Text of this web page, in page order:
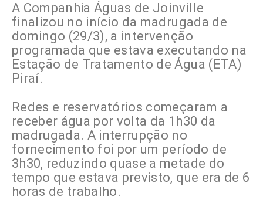
A Companhia Águas de Joinville
finalizou no início da madrugada de
domingo (29/3), a intervenção
programada que estava executando na
Estação de Tratamento de Água (ETA)
Piraí.
Redes e reservatórios começaram a
receber água por volta da 1h30 da
madrugada. A interrupção no
fornecimento foi por um período de
3h30, reduzindo quase a metade do
tempo que estava previsto, que era de 6
horas de trabalho.